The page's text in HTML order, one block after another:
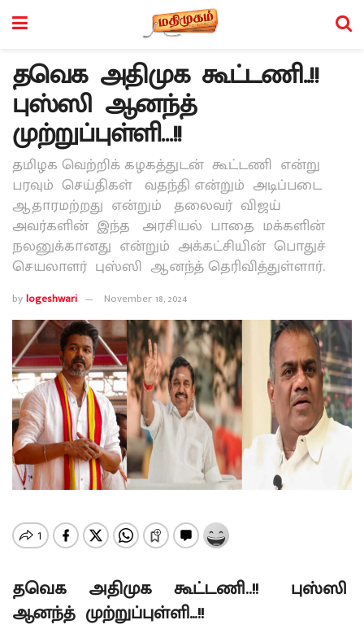
தவெக அதிமுக கூட்டணி..!!
புஸ்ஸி ஆனந்த்
முற்றுப்புள்ளி…!!
தமிழக வெற்றிக் கழகத்துடன் கூட்டணி என்று
பரவும் செய்திகள் வதந்தி என்றும் அடிப்படை
ஆதாரமற்றது என்றும் தலைவர் விஜய்
அவர்களின் இந்த அரசியல் பாதை மக்களின்
நலனுக்கானது என்றும் அக்கட்சியின் பொதுச்
செயலாளர் புஸ்ஸி ஆனந்த் தெரிவித்துள்ளார்.
bylogeshwari November 18, 2024
தவெக அதிமுக கூட்டணி..!! புஸ்ஸி
ஆனந்த் முற்றுப்புள்ளி…!!